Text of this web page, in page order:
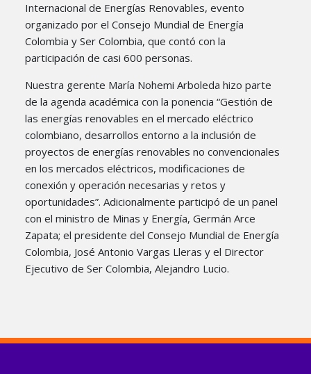
Internacional de Energías Renovables, evento
organizado por el Consejo Mundial de Energía
Colombia y Ser Colombia, que contó con la
participación de casi 600 personas.
Nuestra gerente María Nohemi Arboleda hizo parte
de la agenda académica con la ponencia “Gestión de
las energías renovables en el mercado eléctrico
colombiano, desarrollos entorno a la inclusión de
proyectos de energías renovables no convencionales
en los mercados eléctricos, modificaciones de
conexión y operación necesarias y retos y
oportunidades”. Adicionalmente participó de un panel
con el ministro de Minas y Energía, Germán Arce
Zapata; el presidente del Consejo Mundial de Energía
Colombia, José Antonio Vargas Lleras y el Director
Ejecutivo de Ser Colombia, Alejandro Lucio.